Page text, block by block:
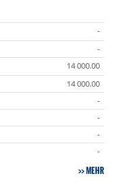
-
-
14 000.00
14 000.00
-
-
-
-
MEHR